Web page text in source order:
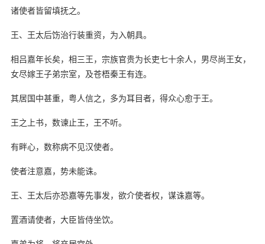
诸使者皆留填抚之。
王、王太后饬治行装重资，为入朝具。
相吕嘉年长矣，相三王，宗族官贵为长吏七十余人，男尽尚王女，
女尽嫁王子弟宗室，及苍梧秦王有连。
其居国中甚重，粤人信之，多为耳目者，得众心愈于王。
王之上书，数谏止王，王不听。
有畔心，数称病不见汉使者。
使者注意嘉，势未能诛。
王、王太后亦恐嘉等先事发，欲介使者权，谋诛嘉等。
置酒请使者，大臣皆侍坐饮。